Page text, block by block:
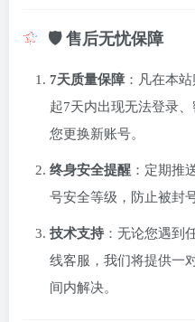
🛡️ 售后无忧保障
7天质量保障 ：凡在本
起7天内出现无法登录
您更换新账号。
终身安全提醒 ：定期推
号安全等级，防止被封
技术支持：无论您遇到
线客服，我们将提供一
间内解决。